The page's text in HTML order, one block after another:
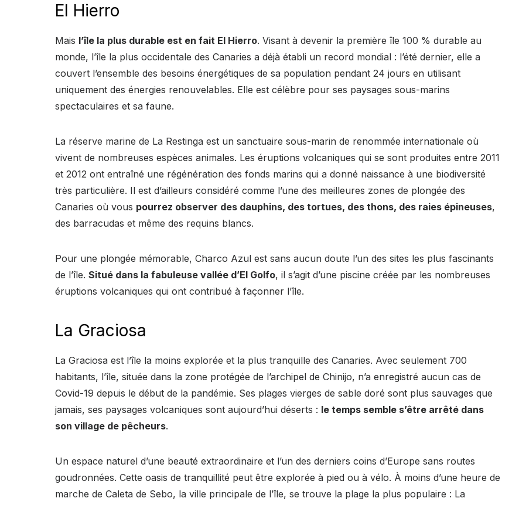
El Hierro
Mais l’île la plus durable est en fait El Hierro. Visant à devenir la première île 100 % durable au
monde, l’île la plus occidentale des Canaries a déjà établi un record mondial : l’été dernier, elle a
couvert l’ensemble des besoins énergétiques de sa population pendant 24 jours en utilisant
uniquement des énergies renouvelables. Elle est célèbre pour ses paysages sous-marins
spectaculaires et sa faune.
La réserve marine de La Restinga est un sanctuaire sous-marin de renommée internationale où
vivent de nombreuses espèces animales. Les éruptions volcaniques qui se sont produites entre 2011
et 2012 ont entraîné une régénération des fonds marins qui a donné naissance à une biodiversité
très particulière. Il est d’ailleurs considéré comme l’une des meilleures zones de plongée des
Canaries où vous pourrez observer des dauphins, des tortues, des thons, des raies épineuses,
des barracudas et même des requins blancs.
Pour une plongée mémorable, Charco Azul est sans aucun doute l’un des sites les plus fascinants
de l’île. Situé dans la fabuleuse vallée d’El Golfo, il s’agit d’une piscine créée par les nombreuses
éruptions volcaniques qui ont contribué à façonner l’île.
La Graciosa
La Graciosa est l’île la moins explorée et la plus tranquille des Canaries. Avec seulement 700
habitants, l’île, située dans la zone protégée de l’archipel de Chinijo, n’a enregistré aucun cas de
Covid-19 depuis le début de la pandémie. Ses plages vierges de sable doré sont plus sauvages que
jamais, ses paysages volcaniques sont aujourd’hui déserts : le temps semble s’être arrêté dans
son village de pêcheurs.
Un espace naturel d’une beauté extraordinaire et l’un des derniers coins d’Europe sans routes
goudronnées. Cette oasis de tranquillité peut être explorée à pied ou à vélo. À moins d’une heure de
marche de Caleta de Sebo, la ville principale de l’île, se trouve la plage la plus populaire : La